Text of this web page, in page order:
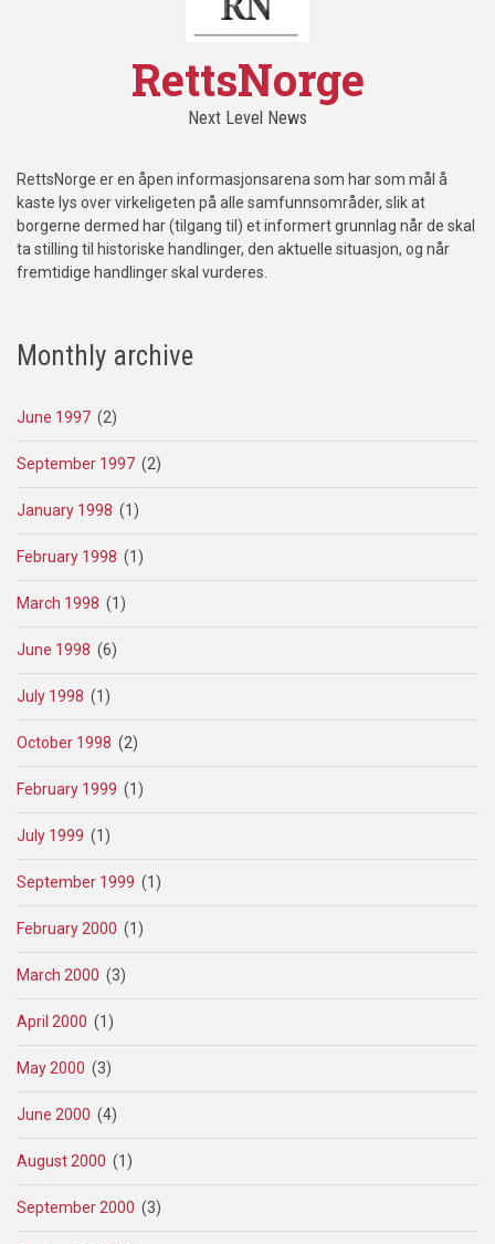
RettsNorge
Next Level News
RettsNorge er en åpen informasjonsarena som har som mål å
kaste lys over virkeligeten på alle samfunnsområder, slik at
borgerne dermed har (tilgang til) et informert grunnlag når de skal
ta stilling til historiske handlinger, den aktuelle situasjon, og når
fremtidige handlinger skal vurderes.
Monthly archive
June 1997 (2)
September 1997 (2)
January 1998 (1)
February 1998 (1)
March 1998 (1)
June 1998 (6)
July 1998 (1)
October 1998 (2)
February 1999 (1)
July 1999 (1)
September 1999 (1)
February 2000 (1)
March 2000 (3)
April 2000 (1)
May 2000 (3)
June 2000 (4)
August 2000 (1)
September 2000 (3)